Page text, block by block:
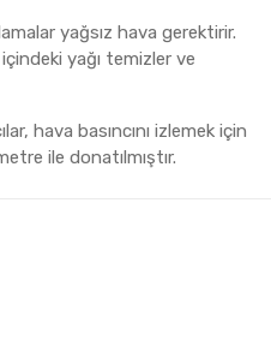
yağsız hava gerektirir.
yağı temizler ve
hava basıncını izlemek için
ile donatılmıştır.